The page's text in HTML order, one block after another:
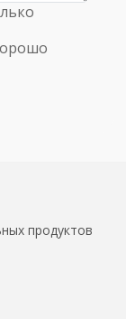
продуктов